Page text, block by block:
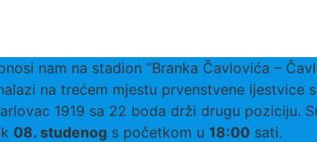
nam na stadion “Branka Čavlovića –
na trećem mjestu prvenstvene ljestvice
1919 sa 22 boda drži drugu poziciju.
08. studenog s početkom u 18:00 sati.